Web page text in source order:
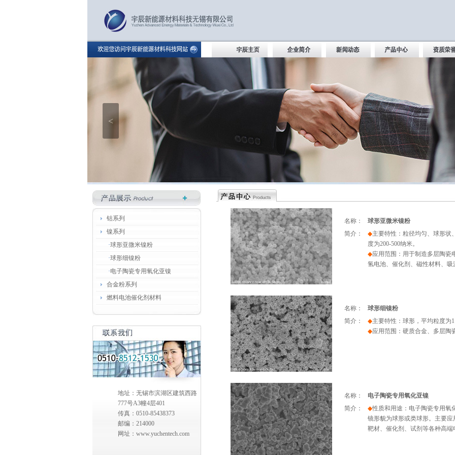
<
钴系列
镍系列
·球形亚微米镍粉
·球形细镍粉
·电子陶瓷专用氧化亚镍
合金粉系列
燃料电池催化剂材料
地址：无锡市滨湖区建筑西路
777号A3幢4层401
传真：0510-85438373
邮编：214000
网址：www.yuchentech.com
名称：
球形亚微米镍粉
简介：
◆主要特性：粒径均匀、球形状
度为200-500纳米。
◆应用范围：用于制造多层陶瓷
氢电池、催化剂、磁性材料、
名称：
球形细镍粉
简介：
◆主要特性：球形，平均粒度为
◆应用范围 ： 硬质合金、多层陶
名称：
电子陶瓷专用氧化亚镍
简介：
◆性质和用途：电子陶瓷专用氧
镜形貌为球形或类球形。主要
靶材、催化剂、试剂等各种高端